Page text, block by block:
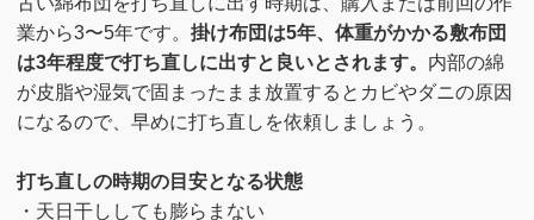
業から3〜5年です。 掛け布団は5年、体重がかかる敷布団
は3年程度で打ち直しに出すと良いとされます。 内部の綿
が皮脂や湿気で固まったまま放置するとカビやダニの原因
になるので、早めに打ち直しを依頼しましょう。
打ち直しの時期の目安となる状態
・天日干ししても膨らまない